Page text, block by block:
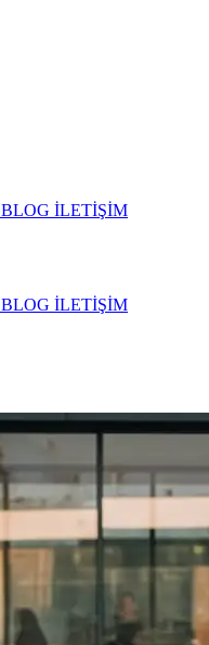
BLOG İLETİŞİM
BLOG İLETİŞİM